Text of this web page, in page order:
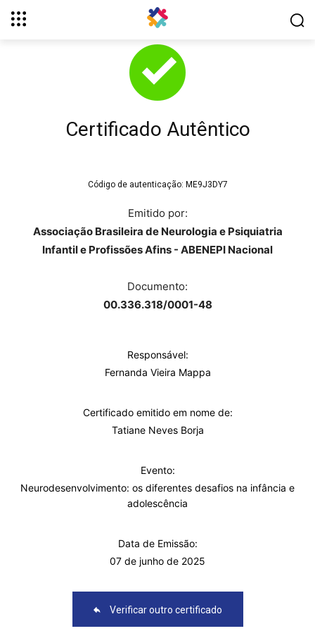
Certificado Autêntico
Código de autenticação: ME9J3DY7
Emitido por:
Associação Brasileira de Neurologia e Psiquiatria
Infantil e Profissões Afins - ABENEPI Nacional
Documento:
00.336.318/0001-48
Responsável:
Fernanda Vieira Mappa
Certificado emitido em nome de:
Tatiane Neves Borja
Evento:
Neurodesenvolvimento: os diferentes desafios na infância e
adolescência
Data de Emissão:
07 de junho de 2025
Verificar outro certificado